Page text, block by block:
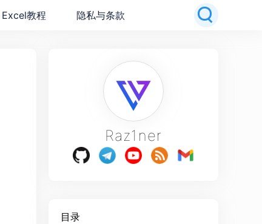
Excel教程 隐私与条款
Raz1ner
目录